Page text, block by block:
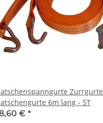
Zurrgurte
6m lang - 5T
€ *